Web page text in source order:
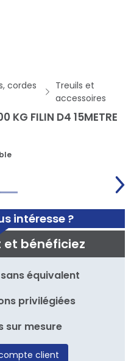
cordes
Treuils et
accessoires
intéresse ?
et bénéficiez
équivalent
privilégiées
sur mesure
client
KG FILIN D4 15METRE